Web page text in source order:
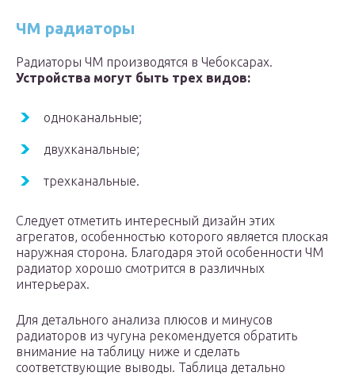
ЧМ радиаторы
Радиаторы ЧМ производятся в Чебоксарах.
Устройства могут быть трех видов:
одноканальные;
двухканальные;
трехканальные.
Следует отметить интересный дизайн этих
агрегатов, особенностью которого является плоская
наружная сторона. Благодаря этой особенности ЧМ
радиатор хорошо смотрится в различных
интерьерах.
Для детального анализа плюсов и минусов
радиаторов из чугуна рекомендуется обратить
внимание на таблицу ниже и сделать
соответствующие выводы. Таблица детально